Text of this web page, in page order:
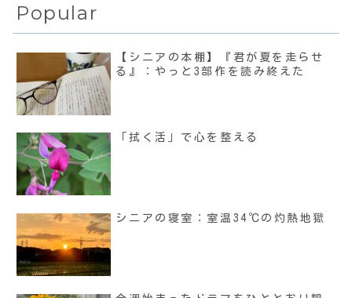
Popular
【シニアの本棚】『君が夏を走らせ
る』：やっと3部作を読み終えた
「拭く活」で心を整える
シニアの寝室：室温34℃の灼熱地獄